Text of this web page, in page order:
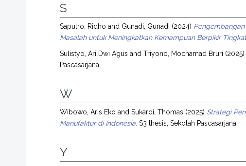
S
Saputro, Ridho and Gunadi, Gunadi (2024)
Masalah untuk Meningkatkan Kemampuan Berpikir
Sulistyo, Ari Dwi Agus andTriyono, Mochamad Bruri (2025)
Pascasarjana.
W
Wibowo, Aris Eko andSukardi, Thomas (2025) Strategi
Manufaktur di Indonesia. S3 thesis, Sekolah Pascasarjana.
Y